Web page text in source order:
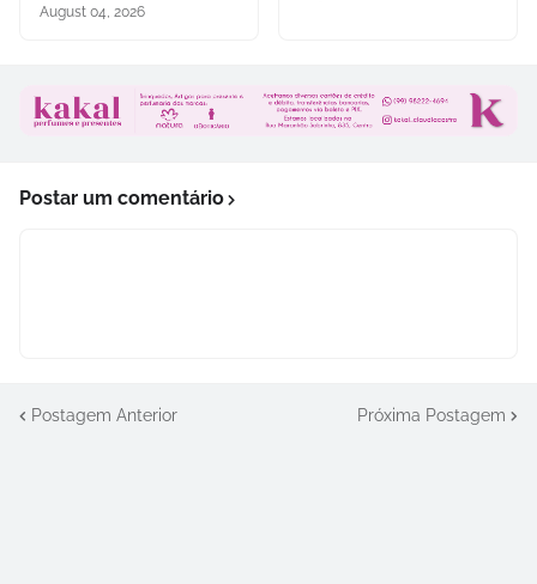
August 04, 2026
Postar um comentário
Postagem Anterior Próxima Postagem